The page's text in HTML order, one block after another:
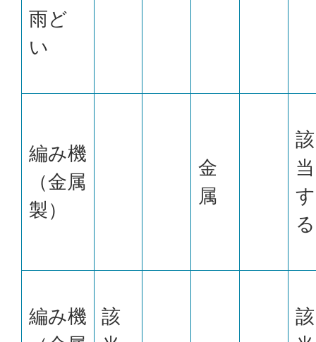
雨ど
い
編み機
（金属
製）
金
属
該
当
す
る
編み機
該
該